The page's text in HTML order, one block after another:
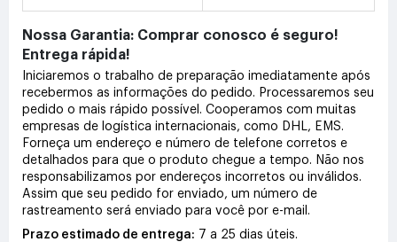
Nossa Garantia: Comprar conosco é seguro!
Entrega rápida!
Iniciaremos o trabalho de preparação imediatamente após
recebermos as informações do pedido. Processaremos seu
pedido o mais rápido possível. Cooperamos com muitas
empresas de logística internacionais, como DHL, EMS.
Forneça um endereço e número de telefone corretos e
detalhados para que o produto chegue a tempo. Não nos
responsabilizamos por endereços incorretos ou inválidos.
Assim que seu pedido for enviado, um número de
rastreamento será enviado para você por e-mail.
Prazo estimado de entrega: 7 a 25 dias úteis.